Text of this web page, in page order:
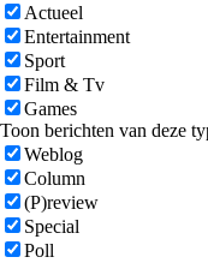
Actueel
Entertainment
Sport
Film & Tv
Games
Toon berichten van deze
Weblog
Column
(P)review
Special
Poll